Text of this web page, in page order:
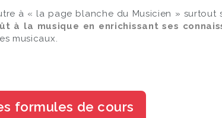
à « la page blanche du Musicien » surtout
à la musique en enrichissant ses
musicaux.